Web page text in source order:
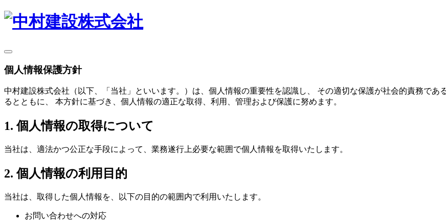
個人情報保護方針
中村建設株式会社（以下、「当社」といいます。）は、個人情報の重要性を認識し、 その適切な保護が社会的責務で
るとともに、 本方針に基づき、個人情報の適正な取得、利用、管理および保護に努めます。
1. 個人情報の取得について
当社は、適法かつ公正な手段によって、業務遂行上必要な範囲で個人情報を取得いたします。
2. 個人情報の利用目的
当社は、取得した個人情報を、以下の目的の範囲内で利用いたします。
お問い合わせへの対応